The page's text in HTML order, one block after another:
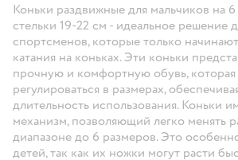
Коньки раздвижные для мальчиков на
стельки 19-22 см - идеальное решение
спортсменов, которые только
катания на коньках. Эти коньки
прочную и комфортную обувь, которая
регулироваться в размерах,
длительность использования. Коньки
механизм, позволяющий легко менять
диапазоне до 6 размеров. Это
детей, так как их ножки могут расти